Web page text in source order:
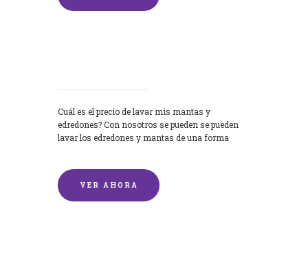
Cuál es el precio de lavar mis mantas y
edredones? Con nosotros se pueden se pueden
lavar los edredones y mantas de una forma
VER AHORA